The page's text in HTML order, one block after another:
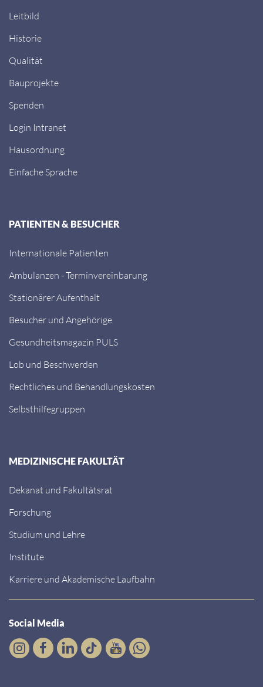
Leitbild
Historie
Qualität
Bauprojekte
Spenden
Login Intranet
Hausordnung
Einfache Sprache
PATIENTEN & BESUCHER
Internationale Patienten
Ambulanzen - Terminvereinbarung
Stationärer Aufenthalt
Besucher und Angehörige
Gesundheitsmagazin PULS
Lob und Beschwerden
Rechtliches und Behandlungskosten
Selbsthilfegruppen
MEDIZINISCHE FAKULTÄT
Dekanat und Fakultätsrat
Forschung
Studium und Lehre
Institute
Karriere und Akademische Laufbahn
Social Media